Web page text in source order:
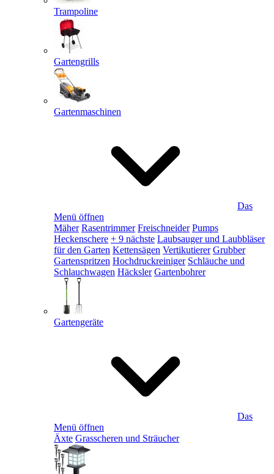
Trampoline
Gartengrills
Gartenmaschinen
Das
Menü öffnen
Mäher Rasentrimmer Freischneider Pumps
Heckenschere + 9 nächste Laubsauger und Laubbläser
für den Garten Kettensägen Vertikutierer Grubber
Gartenspritzen Hochdruckreiniger Schläuche und
Schlauchwagen Häcksler Gartenbohrer
Gartengeräte
Das
Menü öffnen
Äxte Grasscheren und Sträucher